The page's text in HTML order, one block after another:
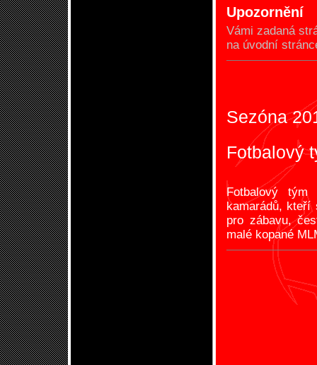
Upozornění
Vámi zadaná
na úvodní
Sezóna
Fotbalový
Fotbalový tým
kamarádů, kteří
pro zábavu,
malé kopané